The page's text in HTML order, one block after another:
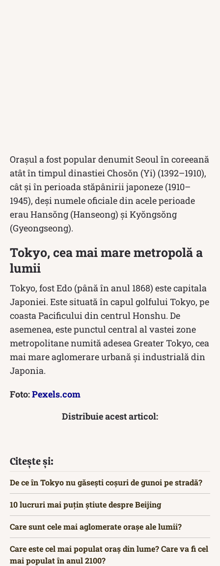
Orașul a fost popular denumit Seoul în coreeană
atât în timpul dinastiei Chosŏn (Yi) (1392–1910),
cât și în perioada stăpânirii japoneze (1910–
1945), deși numele oficiale din acele perioade
erau Hansŏng (Hanseong) și Kyŏngsŏng
(Gyeongseong).
Tokyo, cea mai mare metropolă a
lumii
Tokyo, fost Edo (până în anul 1868) este capitala
Japoniei. Este situată în capul golfului Tokyo, pe
coasta Pacificului din centrul Honshu. De
asemenea, este punctul central al vastei zone
metropolitane numită adesea Greater Tokyo, cea
mai mare aglomerare urbană și industrială din
Japonia.
Foto:Pexels.com
Distribuie acest articol:
Citește și:
De ce în Tokyo nu găsești coșuri de gunoi pe stradă?
10 lucruri mai puțin știute despre Beijing
Care sunt cele mai aglomerate orașe ale lumii?
Care este cel mai populat oraș din lume? Care va fi cel
mai populat în anul 2100?